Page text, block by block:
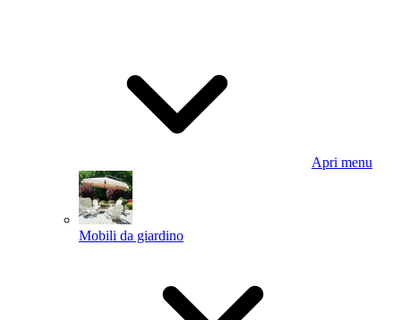
Apri menu
Mobili da giardino